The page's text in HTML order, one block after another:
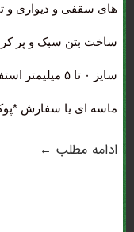
های سقفی و دیواری و
ساخت بتن سبک و پر
سایز ۰ تا ۵
ماسه ای یا سفارش
ادامه مطلب ←